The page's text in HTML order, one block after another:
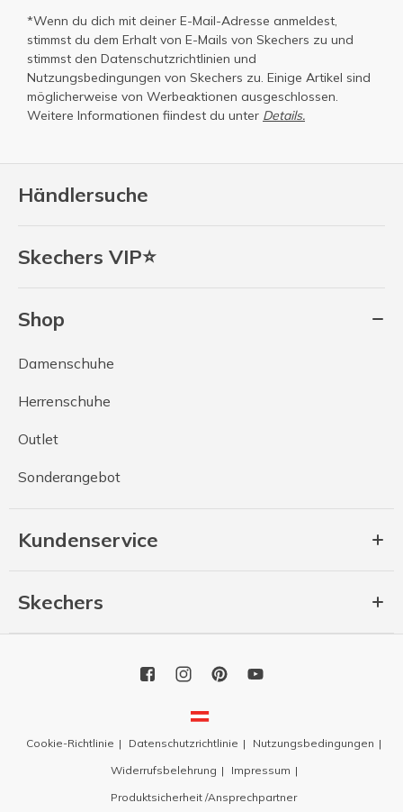
Händlersuche
Skechers VIP⭐
Shop
Damenschuhe
Herrenschuhe
Outlet
Sonderangebot
Kundenservice
Skechers
*Wenn du dich mit deiner E-Mail-Adresse anmeldest,
stimmst du dem Erhalt von E-Mails von Skechers zu und
stimmst den Datenschutzrichtlinien und
Nutzungsbedingungen von Skechers zu. Einige Artikel sind
möglicherweise von Werbeaktionen ausgeschlossen.
Weitere Informationen fiindest du unter Details.
Cookie-Richtlinie Datenschutzrichtlinie
Nutzungsbedingungen
Widerrufsbelehrung
Impressum
Produktsicherheit /Ansprechpartner